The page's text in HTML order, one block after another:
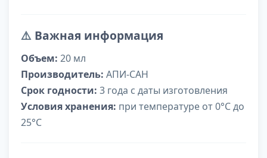
⚠️ Важная информация
Объем: 20 мл
Производитель: АПИ-САН
Срок годности: 3 года с даты изготовления
Условия хранения: при температуре от 0°С до
25°С